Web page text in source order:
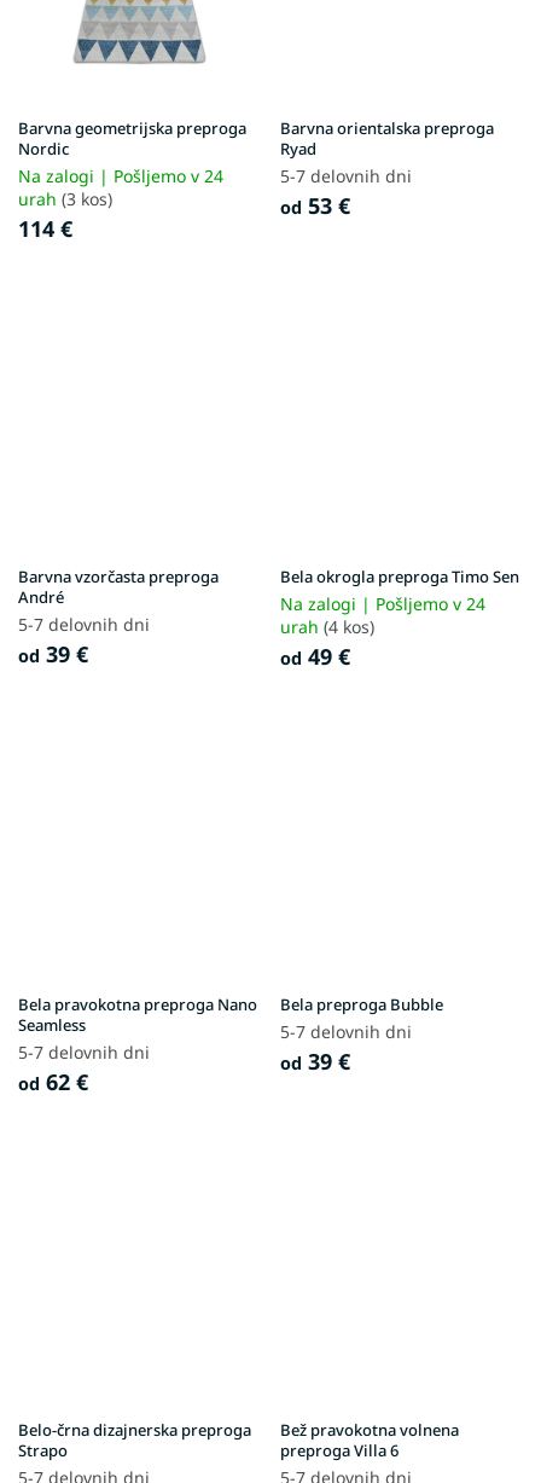
Barvna geometrijska preproga
Nordic
Na zalogi | Pošljemo v 24
urah (3 kos)
114 €
Barvna orientalska preproga
Ryad
5-7 delovnih dni
od 53 €
Barvna vzorčasta preproga
André
5-7 delovnih dni
od 39 €
Bela okrogla preproga Timo Sen
Na zalogi | Pošljemo v 24
urah (4 kos)
od 49 €
Bela pravokotna preproga Nano
Seamless
5-7 delovnih dni
od 62 €
Bela preproga Bubble
5-7 delovnih dni
od 39 €
Belo-črna dizajnerska preproga
Strapo
5-7 delovnih dni
Bež pravokotna volnena
preproga Villa 6
5-7 delovnih dni